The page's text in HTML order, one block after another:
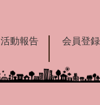
活動報告 会員登録